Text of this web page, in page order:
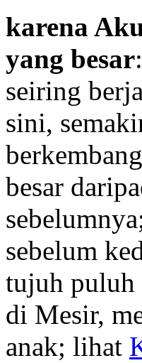
karena
yang besar
seiring
sini,
besar
sebelum
tujuh puluh
di Mesir,
anak; lihat